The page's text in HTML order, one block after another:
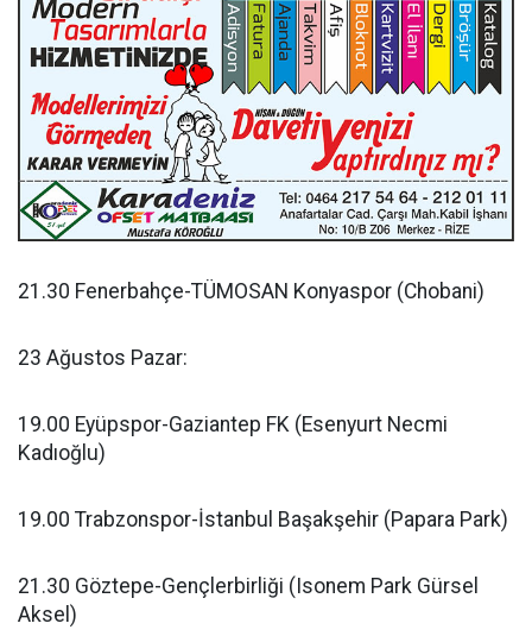
21.30 Fenerbahçe-TÜMOSAN Konyaspor (Chobani)
23 Ağustos Pazar:
19.00 Eyüpspor-Gaziantep FK (Esenyurt Necmi
Kadıoğlu)
19.00 Trabzonspor-İstanbul Başakşehir (Papara Park)
21.30 Göztepe-Gençlerbirliği (Isonem Park Gürsel
Aksel)